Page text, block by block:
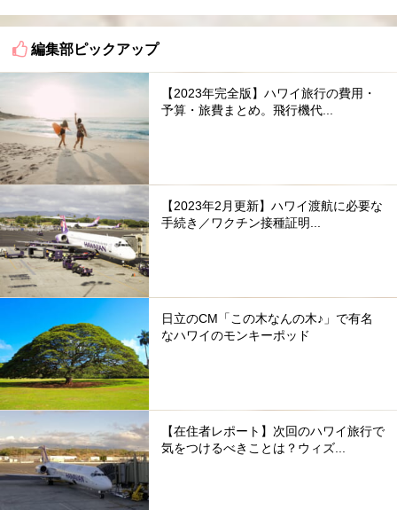
編集部ピックアップ
【2023年完全版】ハワイ旅行の費用・
予算・旅費まとめ。飛行機代...
【2023年2月更新】ハワイ渡航に必要な
手続き／ワクチン接種証明...
日立のCM「この木なんの木♪」で有名
なハワイのモンキーポッド
【在住者レポート】次回のハワイ旅行で
気をつけるべきことは？ウィズ...